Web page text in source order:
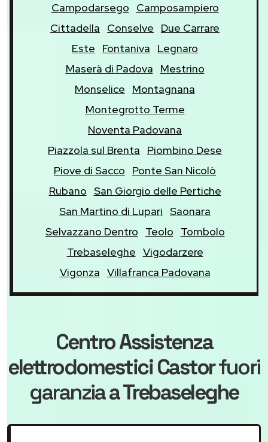
Campodarsego
Camposampiero
Cittadella
Conselve
Due Carrare
Este
Fontaniva
Legnaro
Maserà di Padova
Mestrino
Monselice
Montagnana
Montegrotto Terme
Noventa Padovana
Piazzola sul Brenta
Piombino Dese
Piove di Sacco
Ponte San Nicolò
Rubano San Giorgio delle Pertiche
San Martino di Lupari Saonara
Selvazzano Dentro
Teolo
Tombolo
Trebaseleghe Vigodarzere
Vigonza Villafranca Padovana
Centro Assistenza
elettrodomestici Castorfuori
garanziaa Trebaseleghe